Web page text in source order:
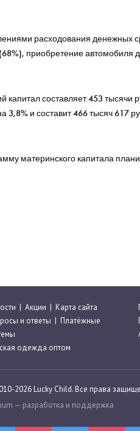
расходования денежных
приобретение автомобиля
капитал составляет 453 тысячи
3,8% и составит 466 тысяч 617
материнского капитала
| Акции | Карта сайта
и ответы | Платёжные
одежда оптом
2026 Lucky Child. Все права
— разработка и поддержка